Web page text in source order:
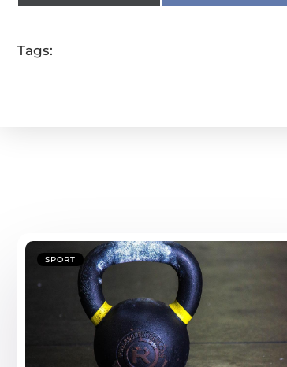
Tags:
SPORT